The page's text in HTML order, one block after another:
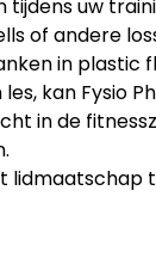
tijdens uw
of andere
in plastic
kan Fysio
in de